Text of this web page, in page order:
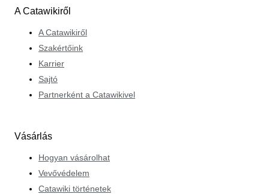
A Catawikiről
A Catawikiről
Szakértőink
Karrier
Sajtó
Partnerként a Catawikivel
Vásárlás
Hogyan vásárolhat
Vevővédelem
Catawiki történetek